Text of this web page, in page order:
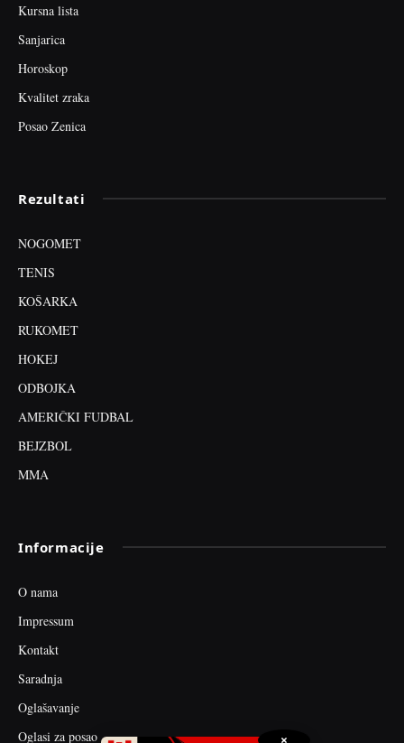
Kursna lista
Sanjarica
Horoskop
Kvalitet zraka
Posao Zenica
Rezultati
NOGOMET
TENIS
KOŠARKA
RUKOMET
HOKEJ
ODBOJKA
AMERIČKI FUDBAL
BEJZBOL
MMA
Informacije
O nama
Impressum
Kontakt
Saradnja
Oglašavanje
Oglasi za posao